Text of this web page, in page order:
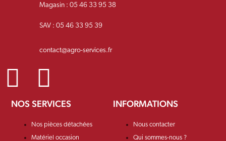
Magasin : 05 46 33 95 38
SAV : 05 46 33 95 39
contact@agro-services.fr
NOS SERVICES
Nos pièces détachées
Matériel occasion
INFORMATIONS
Nous contacter
Qui sommes-nous ?